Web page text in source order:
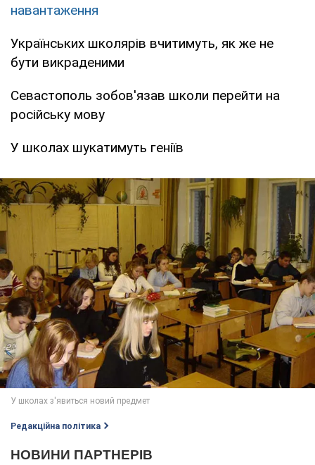
навантаження
Українських школярів вчитимуть, як же не
бути викраденими
Севастополь зобов'язав школи перейти на
російську мову
У школах шукатимуть геніїв
Редакційна політика